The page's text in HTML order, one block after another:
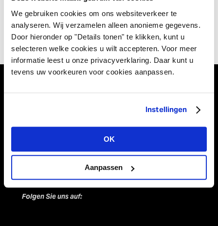
We gebruiken cookies om ons websiteverkeer te
analyseren. Wij verzamelen alleen anonieme gegevens.
Door hieronder op "Details tonen" te klikken, kunt u
selecteren welke cookies u wilt accepteren. Voor meer
informatie leest u onze privacyverklaring. Daar kunt u
tevens uw voorkeuren voor cookies aanpassen.
Instellingen
OK
Aanpassen
Kontakt
info@vivant.nl
Folgen Sie uns auf: